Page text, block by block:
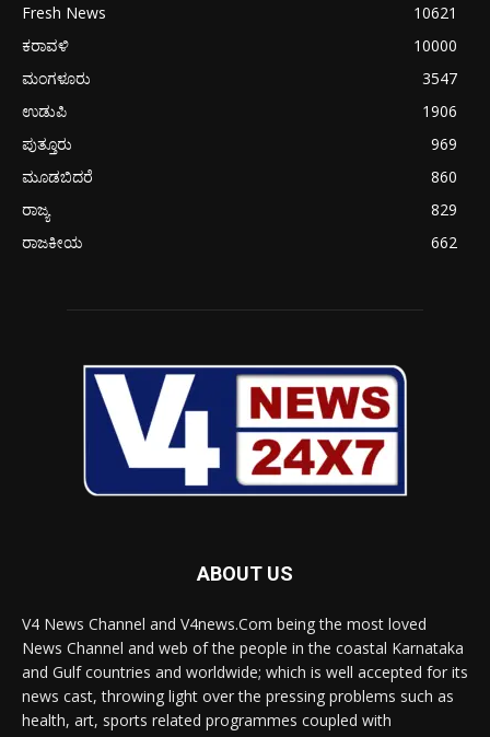
Fresh News
10621
ಕರಾವಳಿ
10000
ಮಂಗಳೂರು
3547
ಉಡುಪಿ
1906
ಪುತ್ತೂರು
969
ಮೂಡಬಿದರೆ
860
ರಾಜ್ಯ
829
ರಾಜಕೀಯ
662
ABOUT US
V4 News Channel and V4news.Com being the most loved
News Channel and web of the people in the coastal Karnataka
and Gulf countries and worldwide; which is well accepted for its
news cast, throwing light over the pressing problems such as
health, art, sports related programmes coupled with